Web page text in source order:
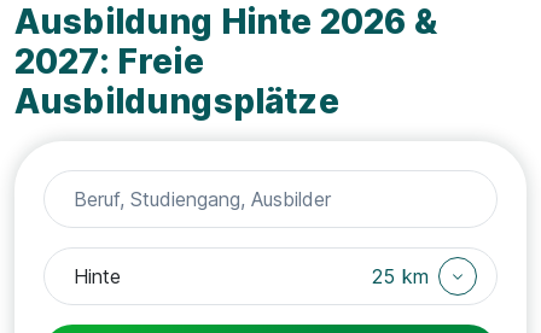
Ausbildung Hinte 2026 &
2027: Freie
Ausbildungsplätze
25 km